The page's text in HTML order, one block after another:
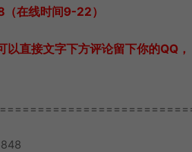
在线时间9-22）
直接文字下方评论留下你的QQ，